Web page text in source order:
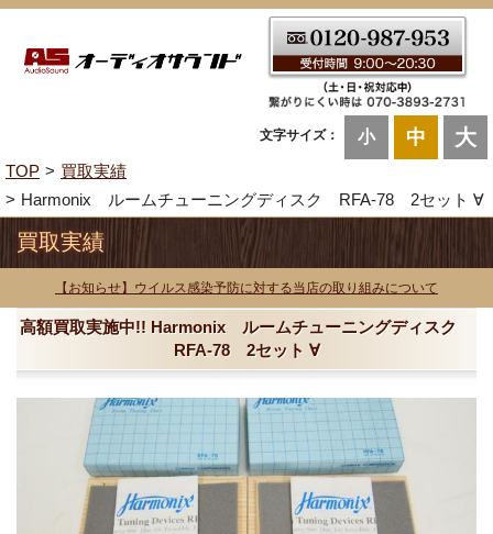
文字サイズ： 小 中 大
TOP
買取実績
Harmonix ルームチューニングディスク RFA-78 2セット ∀
買取実績
【お知らせ】ウイルス感染予防に対する当店の取り組みについて
高額買取実施中!! Harmonix ルームチューニングディスク
RFA-78 2セット ∀